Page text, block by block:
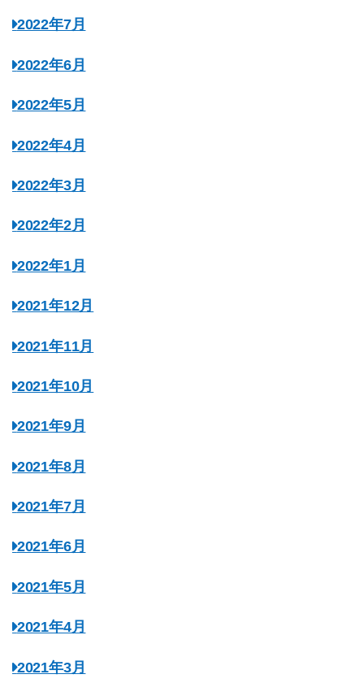
2022年7月
2022年6月
2022年5月
2022年4月
2022年3月
2022年2月
2022年1月
2021年12月
2021年11月
2021年10月
2021年9月
2021年8月
2021年7月
2021年6月
2021年5月
2021年4月
2021年3月